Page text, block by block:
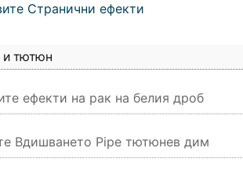
Странични ефекти
тютюн
ефекти на рак на белия дроб
Вдишването Pipe тютюнев дим